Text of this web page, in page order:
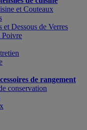
et Couteaux
et Dessous de Verres
Poivre
de rangement
conservation